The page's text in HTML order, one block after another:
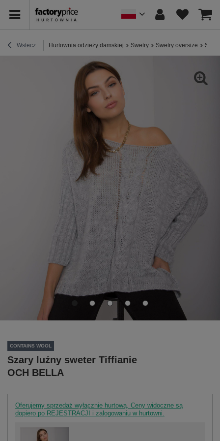
Wstecz Hurtownia odzieży damskiej Swetry Swetry oversize
CONTAINS WOOL
Szary luźny sweter Tiffianie
OCH BELLA
Oferujemy sprzedaż wyłącznie hurtową. Ceny widoczne są
dopiero po REJESTRACJI i zalogowaniu w hurtowni.